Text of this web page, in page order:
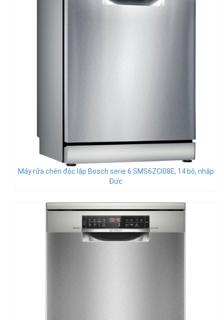
Máy rửa chén độc lập Bosch serie 6 SMS6ZCI08E, 14 bộ, nhập
Đức